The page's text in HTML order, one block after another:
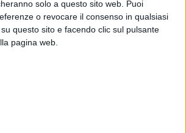
solo a questo sito web. Puoi
o revocare il consenso in qualsiasi
questo sito e facendo clic sul pulsante
pagina web.
- 4 MAGGIO 2015
di idee per distruggere Barletta